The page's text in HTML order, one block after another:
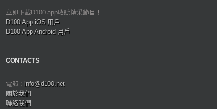
立即下載D100 app收聽精采節目！
D100 App iOS 用戶
D100 App Android 用戶
CONTACTS
電郵 : info@d100.net
關於我們
聯絡我們